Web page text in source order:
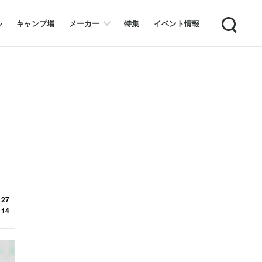
キャンプ場 メーカー 特集 イベント情報 Search